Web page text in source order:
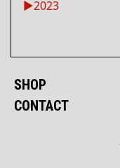
►2023
SHOP
CONTACT